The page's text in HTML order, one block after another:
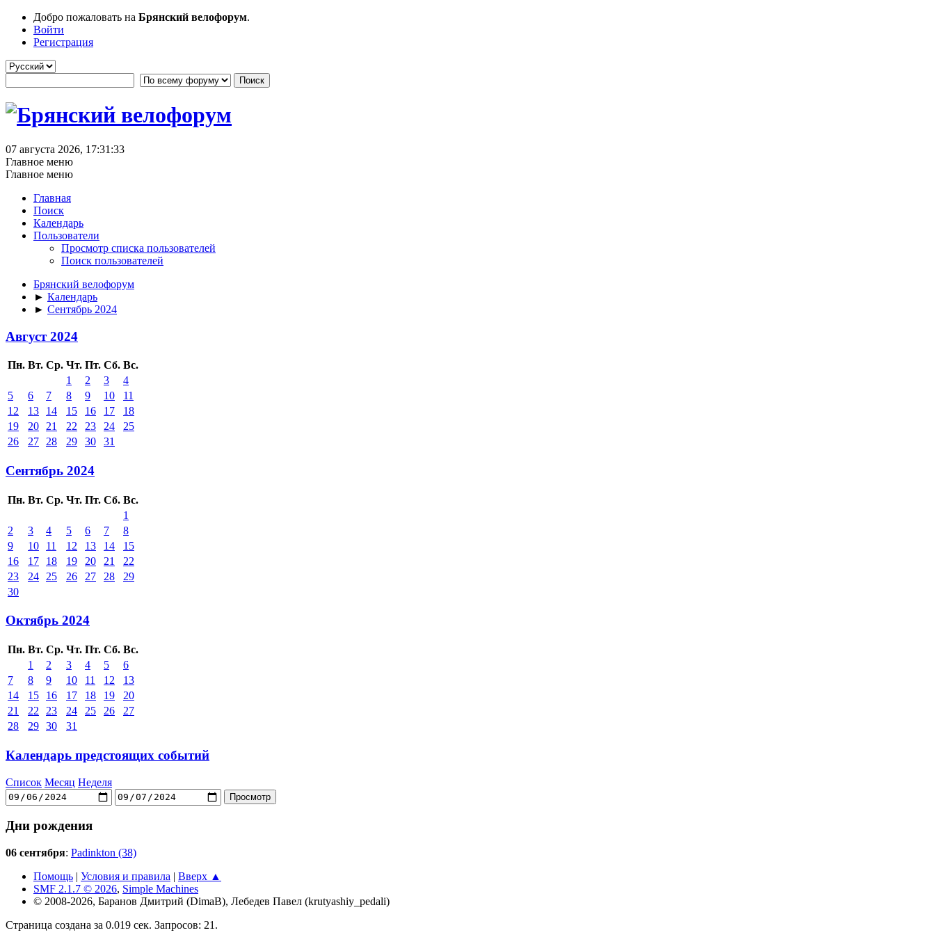
Добро пожаловать на Брянский велофорум.
Войти
Регистрация
07 августа 2026, 17:31:33
Главное меню
Главное меню
Главная
Поиск
Календарь
Пользователи
Просмотр списка пользователей
Поиск пользователей
Брянский велофорум
► Календарь
► Сентябрь 2024
Август 2024
Пн. Вт. Ср. Чт. Пт. Сб. Вс.
1
2 3
4
5
6 7 8 9 10
11
12
13 14 15 16 17
18
19
20 21 22 23 24
25
26
27 28 29 30 31
Сентябрь 2024
Пн. Вт. Ср. Чт. Пт. Сб. Вс.
1
2
3 4 5 6 7
8
9
10 11 12 13 14
15
16
17 18 19 20 21
22
23
24 25 26 27 28
29
30
Октябрь 2024
Пн. Вт. Ср. Чт. Пт. Сб. Вс.
1
2 3 4 5
6
7
8 9 10 11 12
13
14
15 16 17 18 19
20
21
22 23 24 25 26
27
28
29 30 31
Календарь предстоящих событий
Список Месяц Неделя
Дни рождения
06 сентября: Padinkton (38)
Помощь | Условия и правила | Вверх ▲
SMF 2.1.7 © 2026, Simple Machines
© 2008-2026, Баранов Дмитрий (DimaB), Лебедев Павел (krutyashiy_pedali)
Страница создана за 0.019 сек. Запросов: 21.